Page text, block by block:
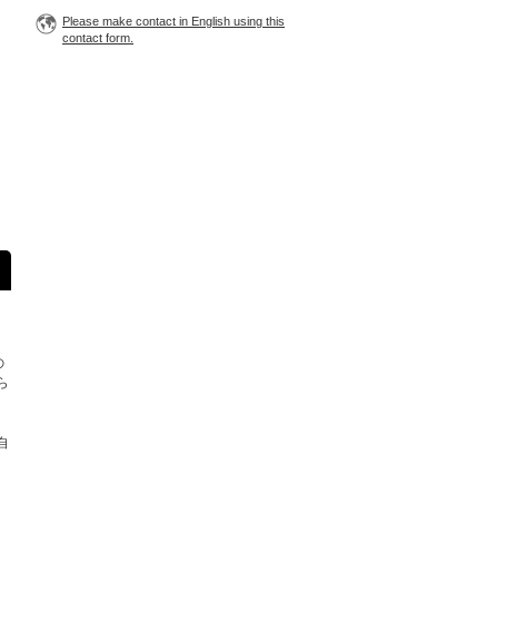
Please make contact in English using this
contact form.